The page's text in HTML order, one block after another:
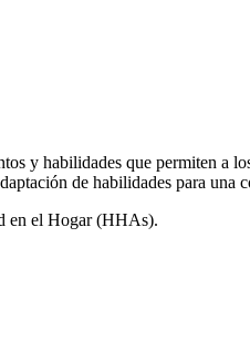
y habilidades que permiten a
de habilidades para una
en el Hogar (HHAs).